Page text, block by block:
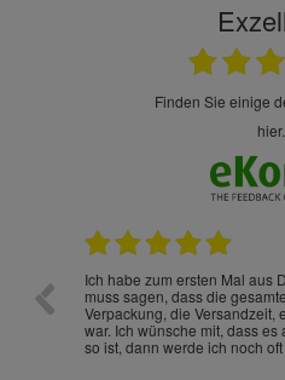
finden Sie einige der Rezensionen
hier.
Ich habe zum ersten Mal aus
muss sagen, dass die
Verpackung, die Versandzeit,
war. Ich wünsche mit, dass
so ist, dann werde ich noch